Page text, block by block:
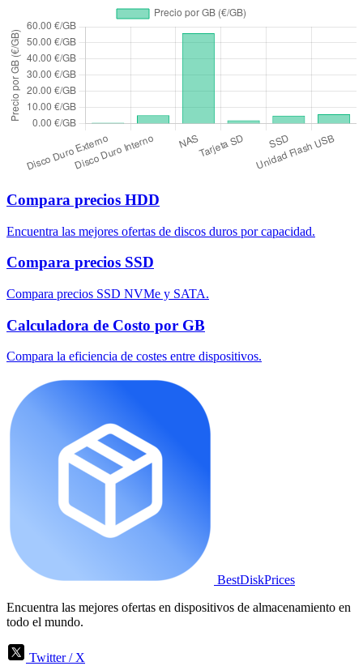
Compara precios HDD
Encuentra las mejores ofertas de discos duros por capacidad.
Compara precios SSD
Compara precios SSD NVMe y SATA.
Calculadora de Costo por GB
Compara la eficiencia de costes entre dispositivos.
BestDiskPrices
Encuentra las mejores ofertas en dispositivos de almacenamiento en
todo el mundo.
Twitter / X